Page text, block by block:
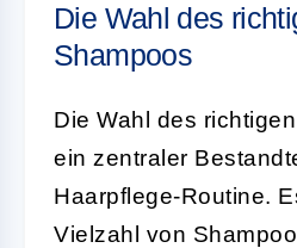
Die Wahl des
Shampoos
Die Wahl des
ein zentraler
Haarpflege-Routine.
Vielzahl von